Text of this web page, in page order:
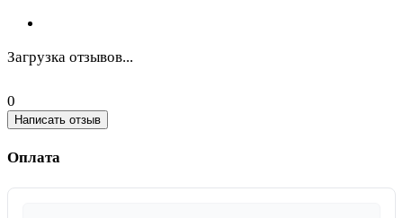
Загрузка отзывов...
0
Написать отзыв
Оплата